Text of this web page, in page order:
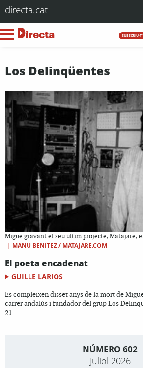
directa.cat
SUBSCRIU-
Los Delinqüentes
Migue gravant el seu últim projecte, Matajare,
| MANU BENITEZ / MATAJARE.COM
El poeta encadenat
GUILLE LARIOS
Es compleixen disset anys de la mort de
carrer andalús i fundador del grup Los
21...
NÚMERO 602
Juliol 2026